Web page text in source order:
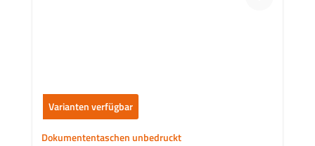
Varianten verfügbar
Dokumententaschen unbedruckt